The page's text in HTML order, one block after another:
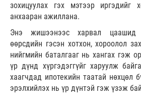
зохицуулах гэх мэтээр иргэдийг
анхааран ажиллана.
Энэ жишээнээс харвал цаашид
өөрсдийн гэсэн хотхон, хороолол
нийгмийн баталгааг нь хангах гэж
үр дүнд хүргэдэггүйг харуулж
хаагчдад ипотекийн таатай нөхцөл
эрэлхийлэх нь үр дүнтэй гэж үзэж